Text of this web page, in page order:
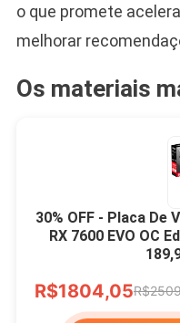
o que promete
melhorar
Os materiais
30% OFF - Placa De
RX 7600 EVO OC
R$1804,05